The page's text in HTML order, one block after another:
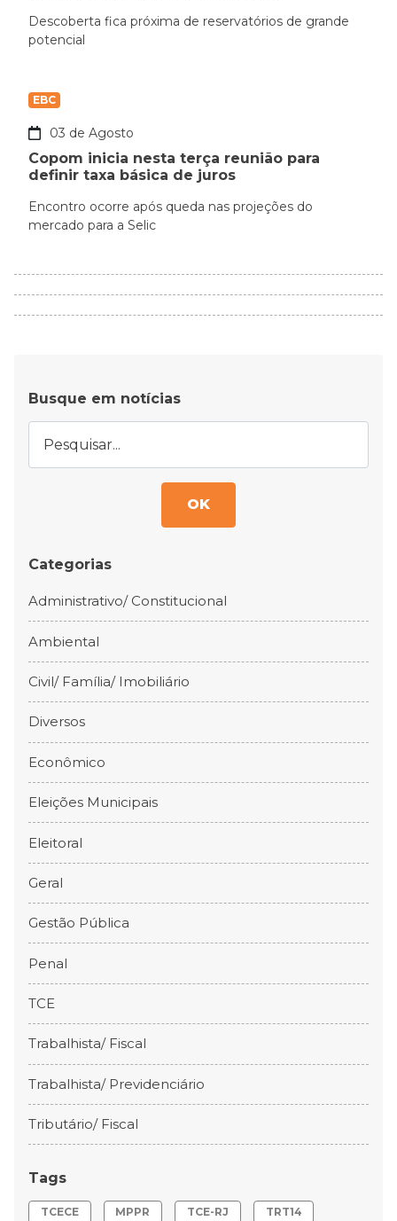
Descoberta fica próxima de reservatórios de grande
potencial
EBC
03 de Agosto
Copom inicia nesta terça reunião para
definir taxa básica de juros
Encontro ocorre após queda nas projeções do
mercado para a Selic
Busque em notícias
OK
Categorias
Administrativo/ Constitucional
Ambiental
Civil/ Família/ Imobiliário
Diversos
Econômico
Eleições Municipais
Eleitoral
Geral
Gestão Pública
Penal
TCE
Trabalhista/ Fiscal
Trabalhista/ Previdenciário
Tributário/ Fiscal
Tags
TCECE MPPR TCE-RJ TRT14